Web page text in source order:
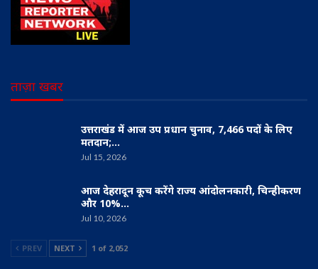
ताज़ा खबर
उत्तराखंड में आज उप प्रधान चुनाव, 7,466 पदों के लिए
मतदान;…
Jul 15, 2026
आज देहरादून कूच करेंगे राज्य आंदोलनकारी, चिन्हीकरण
और 10%…
Jul 10, 2026
PREV NEXT 1 of 2,052